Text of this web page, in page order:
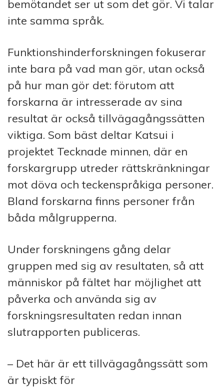
bemötandet ser ut som det gör. Vi talar
inte samma språk.
Funktionshinderforskningen fokuserar
inte bara på vad man gör, utan också
på hur man gör det: förutom att
forskarna är intresserade av sina
resultat är också tillvägagångssätten
viktiga. Som bäst deltar Katsui i
projektet Tecknade minnen, där en
forskargrupp utreder rättskränkningar
mot döva och teckenspråkiga personer.
Bland forskarna finns personer från
båda målgrupperna.
Under forskningens gång delar
gruppen med sig av resultaten, så att
människor på fältet har möjlighet att
påverka och använda sig av
forskningsresultaten redan innan
slutrapporten publiceras.
– Det här är ett tillvägagångssätt som
är typiskt för